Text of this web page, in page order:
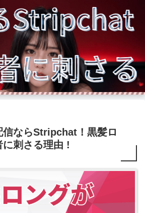
信ならStripchat！黒髪ロ
に刺さる理由 !